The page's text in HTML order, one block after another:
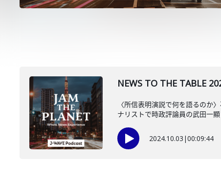
NEWS TO THE TABLE
〈所信表明演説で何を語るのか
ナリストで時政評論員の武田一顯
2024.10.03 |00:09:44